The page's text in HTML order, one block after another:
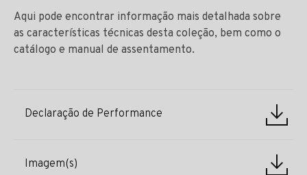
Aqui pode encontrar informação mais detalhada sobre
as características técnicas desta coleção, bem como o
catálogo e manual de assentamento.
Declaração de Performance
Imagem(s)